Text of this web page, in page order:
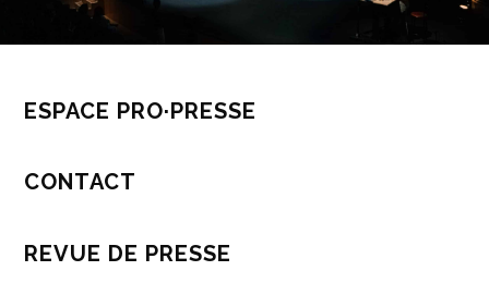
ESPACE PRO·PRESSE
CONTACT
REVUE DE PRESSE